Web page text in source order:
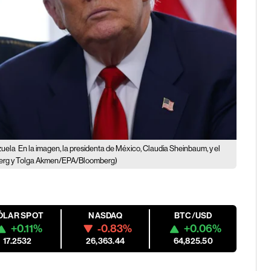
En la imagen, la presidenta de México, Claudia Sheinbaum, y el
y Tolga Akmen/EPA/Bloomberg)
SPOT
+0.11%
17.2532
NASDAQ
-0.83%
26,363.44
BTC/USD
+0.06%
64,825.50